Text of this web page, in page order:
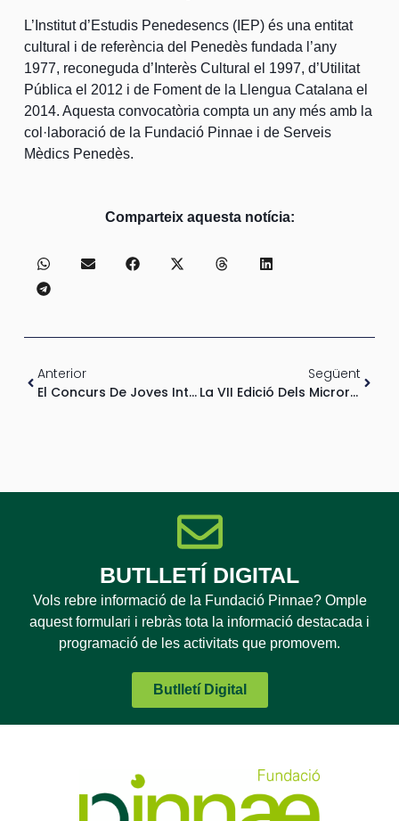
L’Institut d’Estudis Penedesencs (IEP) és una entitat
cultural i de referència del Penedès fundada l’any
1977, reconeguda d’Interès Cultural el 1997, d’Utilitat
Pública el 2012 i de Foment de la Llengua Catalana el
2014. Aquesta convocatòria compta un any més amb la
col·laboració de la Fundació Pinnae i de Serveis
Mèdics Penedès.
Comparteix aquesta notícia:
Anterior
El Concurs De Joves Intèrprets De Piano De Catalunya Arriba A La Seva 51a Edició
Següent
La VII Edició Dels Microrelats, Que Impulsa La Fundació Pinnae, Es Presenta Amb Moltes Novetats En Aquesta Edició
BUTLLETÍ DIGITAL
Vols rebre informació de la Fundació Pinnae? Omple
aquest formulari i rebràs tota la informació destacada i
programació de les activitats que promovem.
Butlletí Digital